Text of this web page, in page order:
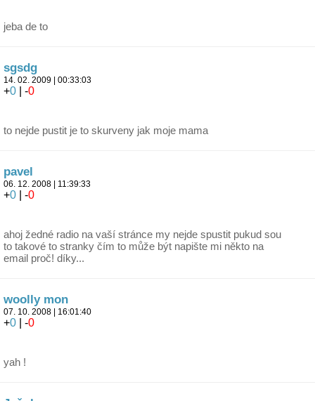
jeba de to
sgsdg
14. 02. 2009 | 00:33:03
+0 | -0
to nejde pustit je to skurveny jak moje mama
pavel
06. 12. 2008 | 11:39:33
+0 | -0
ahoj žedné radio na vaší stránce my nejde spustit pukud sou
to takové to stranky čím to může být napište mi někto na
email proč! díky...
woolly mon
07. 10. 2008 | 16:01:40
+0 | -0
yah !